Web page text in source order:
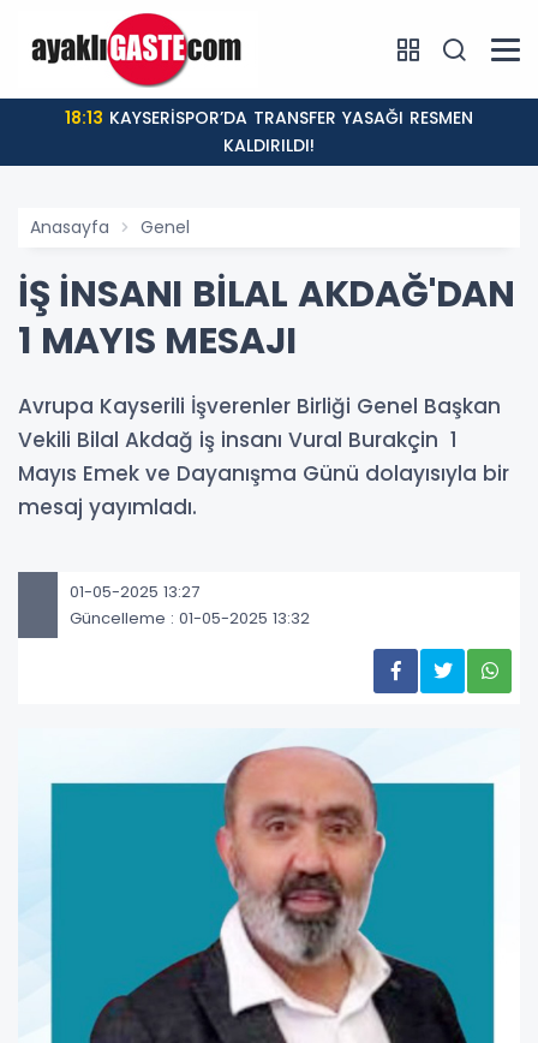
18:13
KALDIRILDI!
Anasayfa Genel
İŞ İNSANI BİLAL AKDAĞ'DAN
1 MAYIS MESAJI
Avrupa Kayserili İşverenler Birliği Genel Başkan
Vekili Bilal Akdağ iş insanı Vural Burakçin 1
Mayıs Emek ve Dayanışma Günü dolayısıyla bir
mesaj yayımladı.
01-05-2025 13:27
Güncelleme : 01-05-2025 13:32